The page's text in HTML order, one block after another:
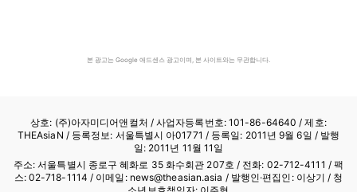
본 광고는 Google 애드센스 광고이며, 본 사이트와는 무관합니다.
상호: (주)아자미디어앤컬처 /사업자등록번호: 101-86-64640 / 제호:
THEAsiaN / 등록정보: 서울특별시 아01771 / 등록일: 2011년 9월 6일 / 발행
일: 2011년 11월 11일
주소: 서울특별시 종로구 혜화로 35 화수회관 207호 / 전화: 02-712-4111 / 팩
스: 02-718-1114 / 이메일: news@theasian.asia / 발행인·편집인: 이상기 / 청